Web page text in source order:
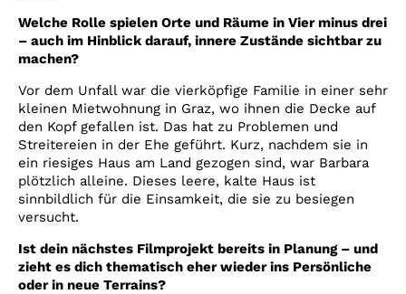
Welche Rolle spielen Orte und Räume in Vier minus drei
– auch im Hinblick darauf, innere Zustände sichtbar zu
machen?
Vor dem Unfall war die vierköpfige Familie in einer sehr
kleinen Mietwohnung in Graz, wo ihnen die Decke auf
den Kopf gefallen ist. Das hat zu Problemen und
Streitereien in der Ehe geführt. Kurz, nachdem sie in
ein riesiges Haus am Land gezogen sind, war Barbara
plötzlich alleine. Dieses leere, kalte Haus ist
sinnbildlich für die Einsamkeit, die sie zu besiegen
versucht.
Ist dein nächstes Filmprojekt bereits in Planung – und
zieht es dich thematisch eher wieder ins Persönliche
oder in neue Terrains?